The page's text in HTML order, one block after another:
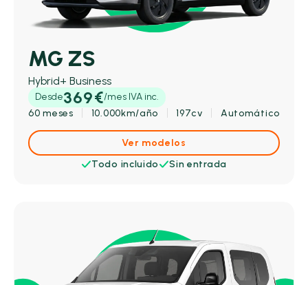
MG ZS
Hybrid+ Business
Desde369€/mes IVA inc.
60 meses
10.000km/año 197cv Automático
Ver modelos
Todo incluido
Sin entrada